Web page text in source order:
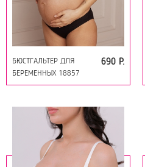
БЮСТГАЛЬТЕР ДЛЯ
БЕРЕМЕННЫХ 18857
ЧЁРНЫЙ
690 Р.